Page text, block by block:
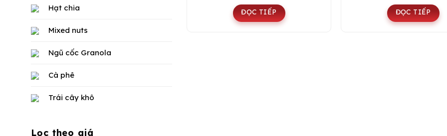
Hạt chia
Mixed nuts
Ngũ cốc Granola
Cà phê
Trái cây khô
Lọc theo giá
ĐỌC TIẾP ĐỌC TIẾP